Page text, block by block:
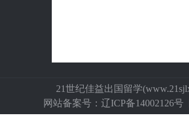
21世纪佳益出国留学(
网站备案号： 辽ICP备14002126号